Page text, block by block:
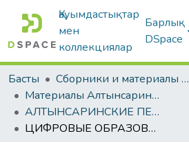
Қауымдастықтар
мен
коллекциялар
Барлық
DSpace
Басты
Сборники и материалы конференций
Материалы Алтынсаринских педагогических чтений
АЛТЫНСАРИНСКИЕ ПЕДАГОГИЧЕСКИЕ ЧТЕНИЯ. «Инновационные технологии в современном образовании: стратегия, задачи, внедрение». Книга 2
ЦИФРОВЫЕ ОБРАЗОВАТЕЛЬНЫЕ РЕСУРСЫ В ФИЗИЧЕСКОМ ВОСПИТАНИИ